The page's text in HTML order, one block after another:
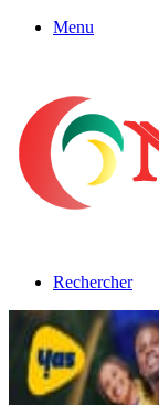
Menu
Rechercher